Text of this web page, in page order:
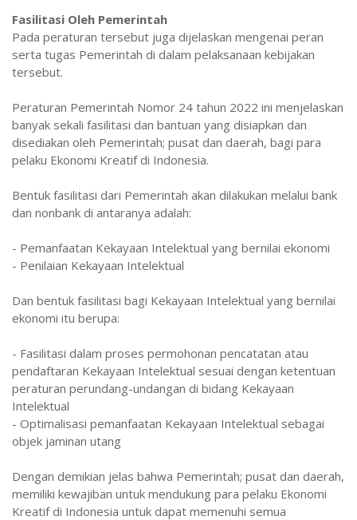
Fasilitasi Oleh Pemerintah
Pada peraturan tersebut juga dijelaskan mengenai peran
serta tugas Pemerintah di dalam pelaksanaan kebijakan
tersebut.
Peraturan Pemerintah Nomor 24 tahun 2022 ini menjelaskan
banyak sekali fasilitasi dan bantuan yang disiapkan dan
disediakan oleh Pemerintah; pusat dan daerah, bagi para
pelaku Ekonomi Kreatif di Indonesia.
Bentuk fasilitasi dari Pemerintah akan dilakukan melalui bank
dan nonbank di antaranya adalah:
- Pemanfaatan Kekayaan Intelektual yang bernilai ekonomi
- Penilaian Kekayaan Intelektual
Dan bentuk fasilitasi bagi Kekayaan Intelektual yang bernilai
ekonomi itu berupa:
- Fasilitasi dalam proses permohonan pencatatan atau
pendaftaran Kekayaan Intelektual sesuai dengan ketentuan
peraturan perundang-undangan di bidang Kekayaan
Intelektual
- Optimalisasi pemanfaatan Kekayaan Intelektual sebagai
objek jaminan utang
Dengan demikian jelas bahwa Pemerintah; pusat dan daerah,
memiliki kewajiban untuk mendukung para pelaku Ekonomi
Kreatif di Indonesia untuk dapat memenuhi semua